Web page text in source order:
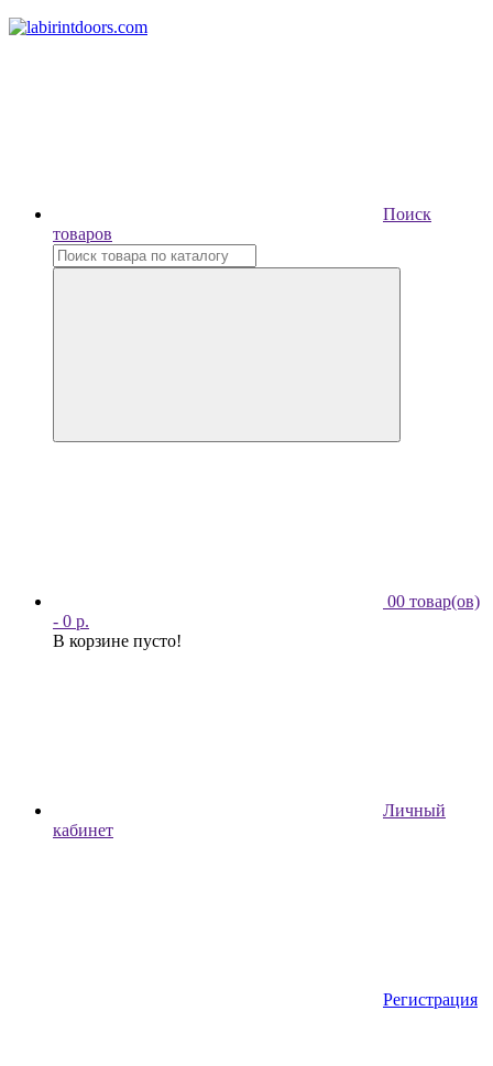
Поиск
товаров
00 товар(ов)
- 0 р.
В корзине пусто!
Личный
кабинет
Регистрация